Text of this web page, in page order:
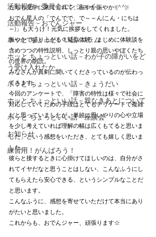
活動報告－委員会エンジョイ
活動報告－おでんジャー
ホッと ちょっといい話-コラム
ホッと ちょっといい話－わが子の障がいをど
う受け入れたか
ホッと ちょっといい話－きょうだい
ホッと ちょっといい話－親なきあとについて
ホッと ちょっといい話－座談会
お知らせ
練習用！がんばろう！
たちも見学に来てくれて、賑やか賑やか!(^^)!
おでん星人の「でんでで、で～～ん(こん・にちは
～)」も大うけ！元気に挨拶をしてくれました。
賑やかで盛り上がる？疑似体験、まじめに体験談を
含めつつの特性説明、しっとり親の思いやぼくたち
の世界の朗読。
みなさんが真剣に聞いてくださっているのが伝わっ
てきます。
今回のアンケートで、「障害の特性は様々で社会に
対応していくための手段はとてもデリケートで複雑
だと思っていましたが、単純に思いやりの心や立場
を少し考えていれば理解の幅は広くもてると思いま
した」という感想をいただき、とても嬉しく思いま
した。
彼らと接するときに心掛けてほしいのは、自分がさ
れてイヤだなと思うことはしない、こんなふうにし
てもらえたら安心できる、というシンプルなことだ
と思います。
こんなふうに、感想を寄せていただけて本当にあり
がたいと思いました。
これからも、おでんジャー、頑張ります☆